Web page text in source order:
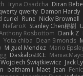
Iryna Osadcha Diran
qwerty Damon Hardy
curiel Rune Nicky Brownell
NefaroX Stanley Chen榕樹
Rosbottom Danik Z
Yota chiba Dean Simonds
Miguel Mendez Mario
DaskalosBCE ManiacMayo
Wojciech Świątkiewicz Jack
baitham i Maet Jean